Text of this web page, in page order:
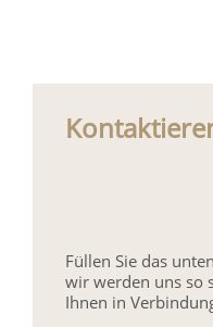
Füllen Sie das
wir werden uns so
Ihnen in